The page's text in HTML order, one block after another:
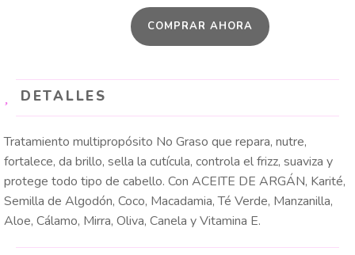
COMPRAR AHORA
DETALLES
Tratamiento multipropósito No Graso que repara, nutre,
fortalece, da brillo, sella la cutícula, controla el frizz, suaviza y
protege todo tipo de cabello. Con ACEITE DE ARGÁN, Karité,
Semilla de Algodón, Coco, Macadamia, Té Verde, Manzanilla,
Aloe, Cálamo, Mirra, Oliva, Canela y Vitamina E.